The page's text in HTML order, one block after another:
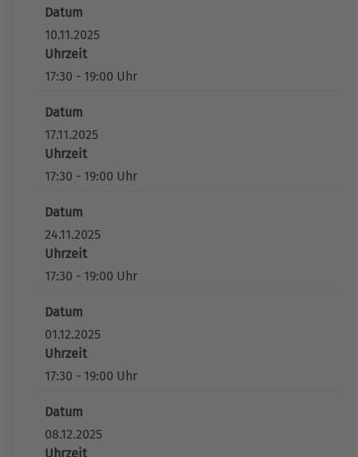
Datum
10.11.2025
Uhrzeit
17:30 - 19:00 Uhr
Datum
17.11.2025
Uhrzeit
17:30 - 19:00 Uhr
Datum
24.11.2025
Uhrzeit
17:30 - 19:00 Uhr
Datum
01.12.2025
Uhrzeit
17:30 - 19:00 Uhr
Datum
08.12.2025
Uhrzeit